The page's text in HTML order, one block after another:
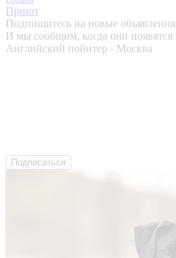
Приют
Подпишитесь на новые объявления
И мы сообщим, когда они появятся
Английский пойнтер - Москва
Подписаться